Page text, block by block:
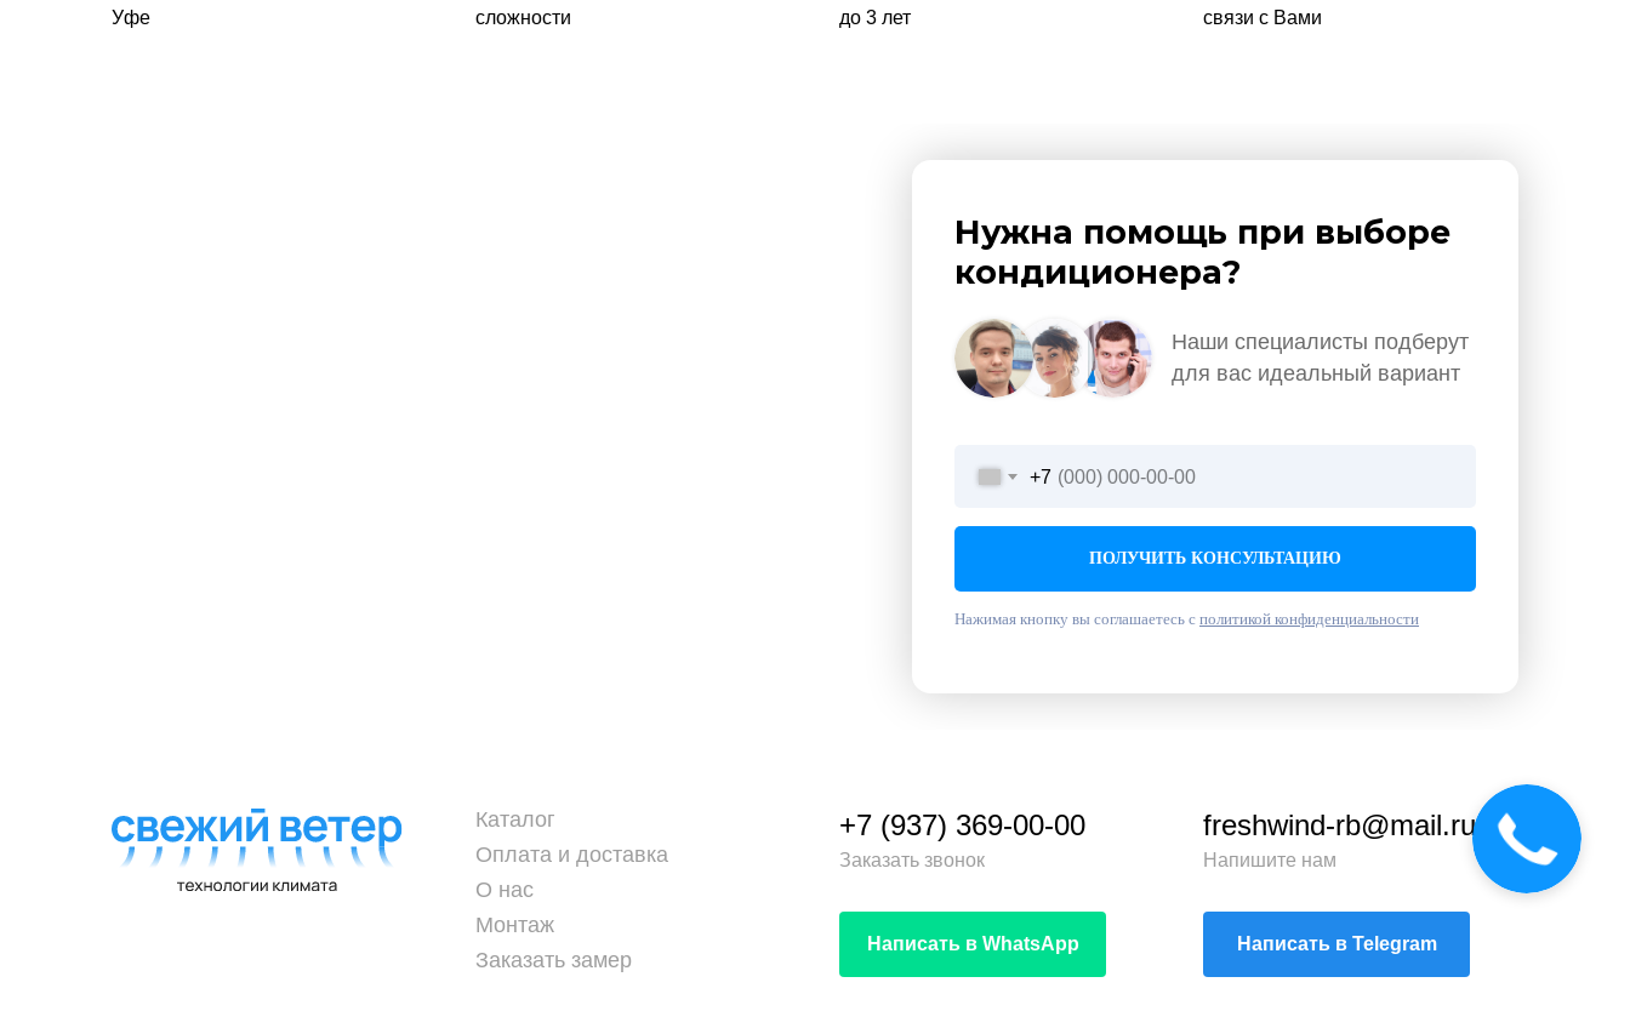
Уфе
сложности
до 3 лет
связи с Вами
Наши специалисты подберут
для вас идеальный вариант
Нужна помощь при выборе
кондиционера?
+7
ПОЛУЧИТЬ КОНСУЛЬТАЦИЮ
Нажимая кнопку вы соглашаетесь с политикой конфиденциальности
+7 (937) 369-00-00
Заказать звонок
freshwind-rb@mail.ru
Напишите нам
Каталог
Оплата и доставка
О нас
Монтаж
Заказать замер
Написать в WhatsApp Написать в Telegram